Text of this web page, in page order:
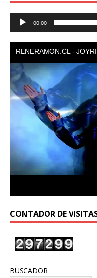
Reproductor
00:00
CONTADOR DE
BUSCADOR